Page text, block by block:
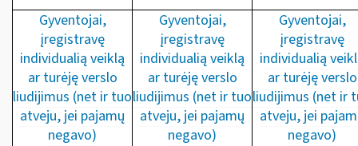
Gyventojai,
įregistravę
individualią veiklą
ar turėję verslo
liudijimus (net ir tuo
atveju, jei pajamų
negavo)
Gyventojai,
įregistravę
individualią veiklą
ar turėję verslo
liudijimus (net ir tuo
atveju, jei pajamų
negavo)
Gyventojai,
įregistravę
individualią
ar turėję verslo
liudijimus (net ir
atveju, jei
negavo)